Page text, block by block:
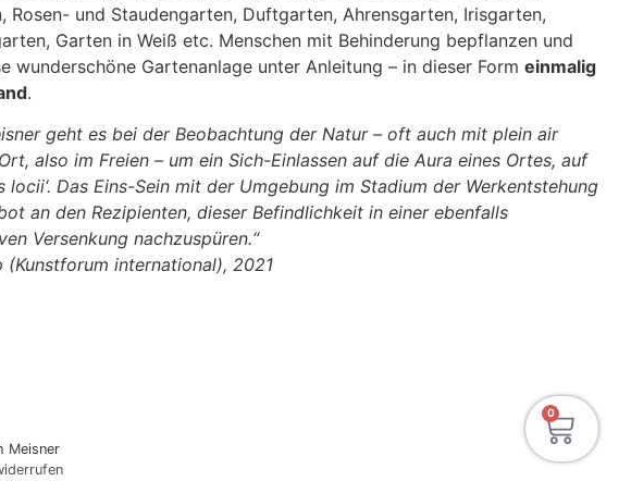
Rosen- und Staudengarten, Duftgarten, Ahrensgarten, Irisgarten,
Garten in Weiß etc. Menschen mit Behinderung bepflanzen und
wunderschöne Gartenanlage unter Anleitung – in dieser Form einmalig
.
geht es bei der Beobachtung der Natur – oft auch mit plein air
also im Freien – um ein Sich-Einlassen auf die Aura eines Ortes, auf
locii‘. Das Eins-Sein mit der Umgebung im Stadium der Werkentstehung
an den Rezipienten, dieser Befindlichkeit in einer ebenfalls
Versenkung nachzuspüren.“
(Kunstforum international), 2021
Meisner
0